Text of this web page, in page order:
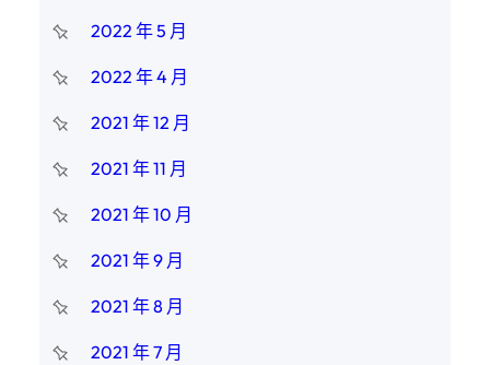
2022 年 5 月
2022 年 4 月
2021 年 12 月
2021 年 11 月
2021 年 10 月
2021 年 9 月
2021 年 8 月
2021 年 7 月